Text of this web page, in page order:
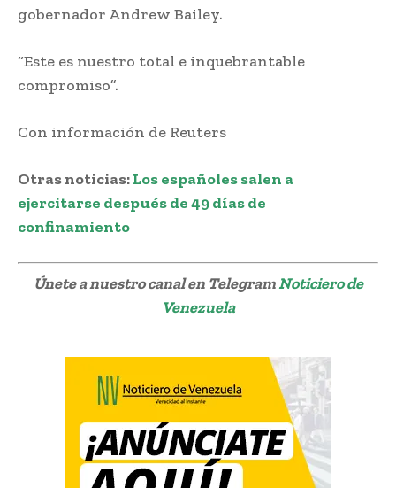
gobernador Andrew Bailey.
“Este es nuestro total e inquebrantable
compromiso”.
Con información de Reuters
Otras noticias:Los españoles salen a
ejercitarse después de 49 días de
confinamiento
Únete a nuestro canal en TelegramNoticiero de
Venezuela